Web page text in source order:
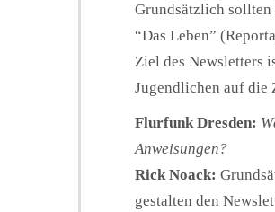
Grundsätzlich sollten
“Das Leben”
Ziel des Newsletters
Jugendlichen auf die
Flurfunk Dresden:
Anweisungen?
Rick Noack:
gestalten den